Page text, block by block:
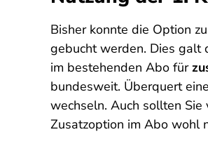
Bisher konnte die Option
gebucht werden. Dies galt
im bestehenden Abo für
bundesweit. Überquert
wechseln. Auch sollten
Zusatzoption im Abo wohl